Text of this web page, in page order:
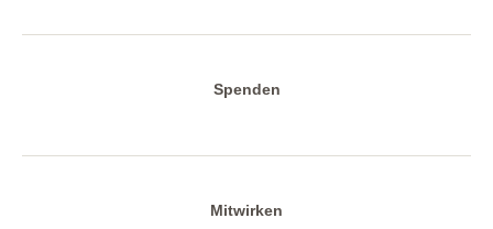
Spenden
Mitwirken